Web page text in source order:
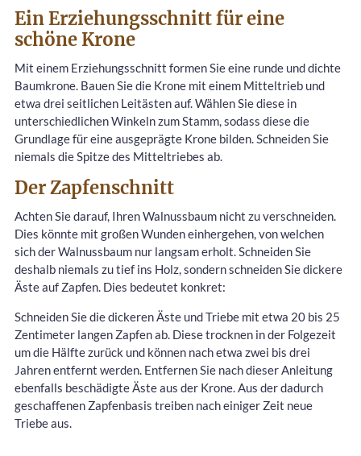
Ein Erziehungsschnitt für eine
schöne Krone
Mit einem Erziehungsschnitt formen Sie eine runde und dichte
Baumkrone. Bauen Sie die Krone mit einem Mitteltrieb und
etwa drei seitlichen Leitästen auf. Wählen Sie diese in
unterschiedlichen Winkeln zum Stamm, sodass diese die
Grundlage für eine ausgeprägte Krone bilden. Schneiden Sie
niemals die Spitze des Mitteltriebes ab.
Der Zapfenschnitt
Achten Sie darauf, Ihren Walnussbaum nicht zu verschneiden.
Dies könnte mit großen Wunden einhergehen, von welchen
sich der Walnussbaum nur langsam erholt. Schneiden Sie
deshalb niemals zu tief ins Holz, sondern schneiden Sie dickere
Äste auf Zapfen. Dies bedeutet konkret:
Schneiden Sie die dickeren Äste und Triebe mit etwa 20 bis 25
Zentimeter langen Zapfen ab. Diese trocknen in der Folgezeit
um die Hälfte zurück und können nach etwa zwei bis drei
Jahren entfernt werden. Entfernen Sie nach dieser Anleitung
ebenfalls beschädigte Äste aus der Krone. Aus der dadurch
geschaffenen Zapfenbasis treiben nach einiger Zeit neue
Triebe aus.